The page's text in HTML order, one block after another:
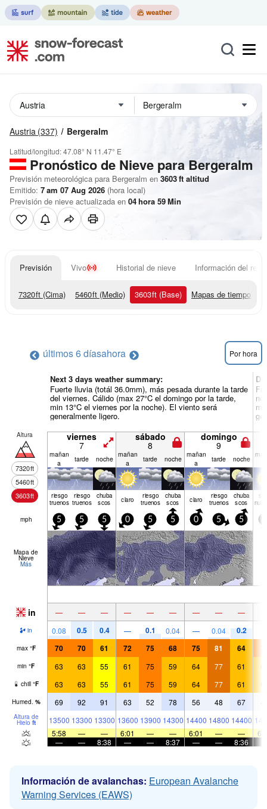
Austria (337) Bergeralm
Latitud/longitud:47.08° N 11.47° E
Pronóstico de Nieve para Bergeralm
Previsión meteorológica para Bergeralm en 3603ft altitud
Emitido: 7 am 07 Aug 2026 (hora local)
Previsión de nieve actualizada en 04hora 59Min
Previsión Vivo Historial de nieve Información del
7320ft (Cima) 5460ft (Medio) 3603ft (Base) Mapas de tiempo
últimos 6 díasahora Por hora
Next 3 days weather summary:
Fuerte lluvia (totál 36.0mm), más pesada durante la tarde
del viernes. Cálido (max 27°C el domingo por la tarde,
min 13°C el viernes por la noche). El viento será
generalmente ligero.
Altura
7320ft
5460ft
3603ft
viernes
7
sábado
8
domingo
9
mañan
a
tarde noche mañan
a
tarde noche mañan
a
tarde noche
riesgo
truenos
riesgo
truenos
chuba
scos claro riesgo
truenos
chuba
scos claro riesgo
truenos
chuba
scos
mph 5 5 5 0 5 5 0 5 5
Mapa de
Nieve
Más
in — — — — — — — — —
in 0.08 0.5 0.4 — 0.1 0.04 — 0.04 0.2
max °F 70 70 61 72 75 68 75 81 64
min °F 63 63 55 61 75 59 64 77 61
chill °F 63 63 55 61 75 59 64 77 61
Humed. % 69 92 91 63 52 78 56 48 67
Altura de
Hielo ft 13500 13300 13300 13600 13900 14300 14400 14800 14400
5:58
— — 6:01 — — 6:01 — —
—
— 8:38 — — 8:37 — — 8:36
Información de avalanchas: European Avalanche
Warning Services (EAWS)